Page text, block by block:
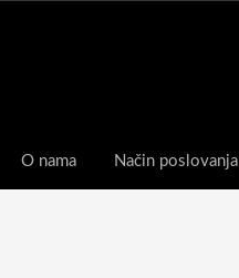
O nama Način poslovanja